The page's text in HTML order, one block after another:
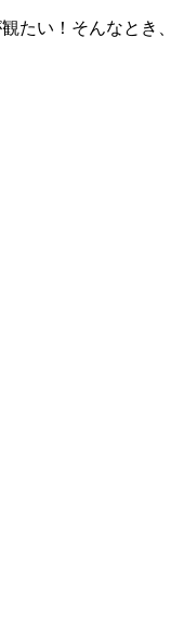
たい！そんなとき、